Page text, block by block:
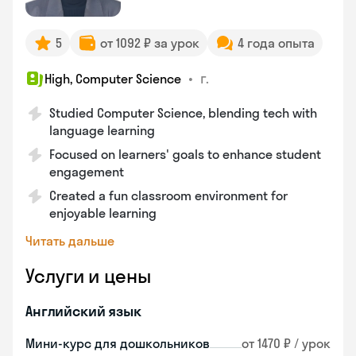
5 от 1092 ₽ за урок 4 года опыта
High, Computer Science • г.
Studied Computer Science, blending tech with
language learning
Focused on learners' goals to enhance student
engagement
Created a fun classroom environment for
enjoyable learning
Читать дальше
Услуги и цены
Английский язык
Мини-курс для дошкольников от 1470 ₽ / урок